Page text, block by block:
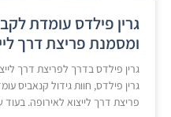
ומסמנת פריצת דרך
גרין פילדס בדרך לפריצת דרך
פריצת דרך לייצוא לאירופה. בעוד